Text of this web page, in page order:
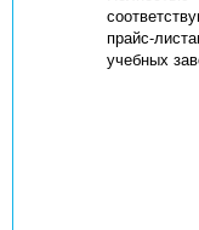
прайс-
учебных